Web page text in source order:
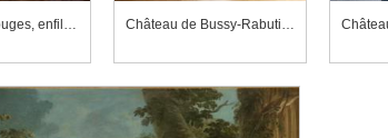
Château de Bouges, enfilade de la salle à manger, de la salle de jeux et du grand salon vue depuis la salle à manger Château de Bussy-Rabutin, chambre de Roger de Bussy